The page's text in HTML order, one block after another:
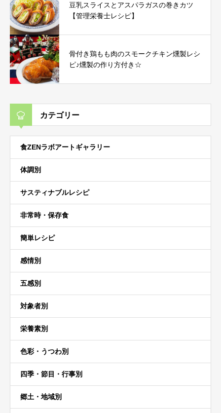
豆乳スライスとアスパラガスの巻きカツ
【管理栄養士レシピ】
骨付き鶏もも肉のスモークチキン燻製レシ
ピ♪燻製の作り方付き☆
カテゴリー
食ZENラボアートギャラリー
体調別
サスティナブルレシピ
非常時・保存食
簡単レシピ
感情別
五感別
対象者別
栄養素別
色彩・うつわ別
四季・節目・行事別
郷土・地域別